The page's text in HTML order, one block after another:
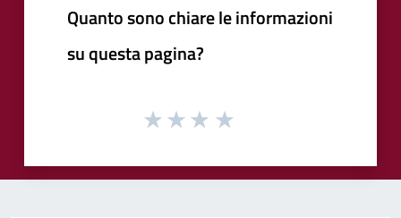
Quanto sono chiare le informazioni
su questa pagina?